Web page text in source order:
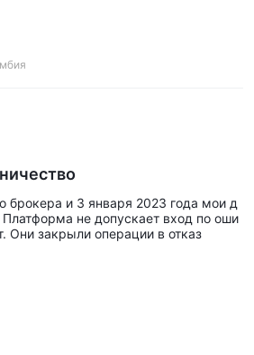
брокера и 3 января 2023 года мои д
Платформа не допускает вход по оши
Они закрыли операции в отказ